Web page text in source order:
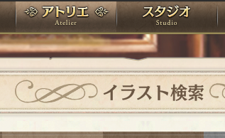
ローレット アトリエ
イラスト検索